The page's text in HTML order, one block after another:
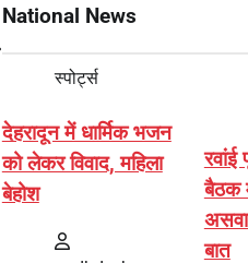
National News
स्पोर्ट्स
देहरादून में धार्मिक भजन
को लेकर विवाद, महिला
बेहोश
बैठक
बात